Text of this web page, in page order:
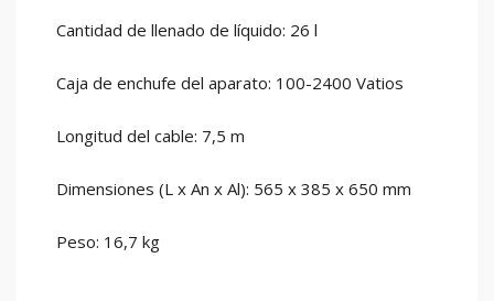
Cantidad de llenado de líquido: 26 l
Caja de enchufe del aparato: 100-2400 Vatios
Longitud del cable: 7,5 m
Dimensiones (L x An x Al): 565 x 385 x 650 mm
Peso: 16,7 kg